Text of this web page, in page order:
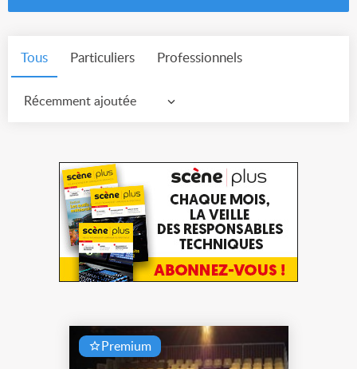
Tous Particuliers Professionnels
Récemment ajoutée
Premium